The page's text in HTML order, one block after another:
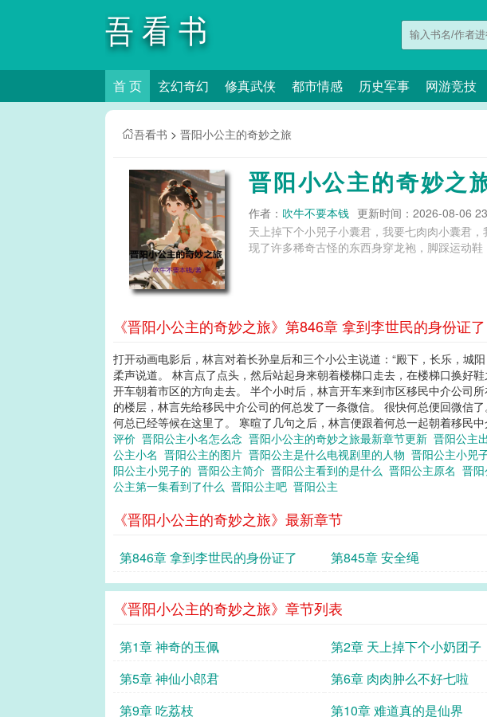
吾看书
首 页 玄幻奇幻 修真武侠 都市情感 历史军事 网游竞技
吾看书 > 晋阳小公主的奇妙之旅
晋阳小公主的奇妙之
作者： 吹牛不要本钱 更新时间：2026-08-06
天上掉下个小兕子小囊君，我要七肉肉小囊君
现了许多稀奇古怪的东西身穿龙袍，脚踩运动
《晋阳小公主的奇妙之旅》第846章 拿到李世民的身份证了
打开动画电影后，林言对着长孙皇后和三个小公主说道：“殿下，长乐，城
柔声说道。 林言点了点头，然后站起身来朝着楼梯口走去，在楼梯口换好
开车朝着市区的方向走去。 半个小时后，林言开车来到市区移民中介公司
的楼层，林言先给移民中介公司的何总发了一条微信。 很快何总便回微信
何总已经等候在这里了。 寒暄了几句之后，林言便跟着何总一起朝着移民
评价 晋阳公主小名怎么念 晋阳小公主的奇妙之旅最新章节更新 晋阳公主
公主小名 晋阳公主的图片 晋阳公主是什么电视剧里的人物 晋阳公主小兕
阳公主小兕子的 晋阳公主简介 晋阳公主看到的是什么 晋阳公主原名 晋
公主第一集看到了什么 晋阳公主吧 晋阳公主
《晋阳小公主的奇妙之旅》最新章节
第846章 拿到李世民的身份证了 第845章 安全绳
《晋阳小公主的奇妙之旅》章节列表
第1章 神奇的玉佩 第2章 天上掉下个小奶团子
第5章 神仙小郎君
第6章 肉肉肿么不好七啦
第9章 吃荔枝
第10章 难道真的是仙界